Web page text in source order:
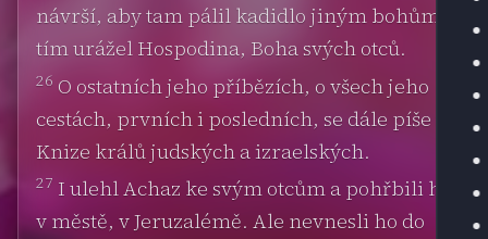
návrší, aby tam pálil kadidlo jiným bohům;
tím urážel Hospodina, Boha svých otců.
26 O ostatních jeho příbězích, o všech jeho
cestách, prvních i posledních, se dále píše v
Knize králů judských a izraelských.
27 I ulehl Achaz ke svým otcům a pohřbili ho
v městě, v Jeruzalémě. Ale nevnesli ho do